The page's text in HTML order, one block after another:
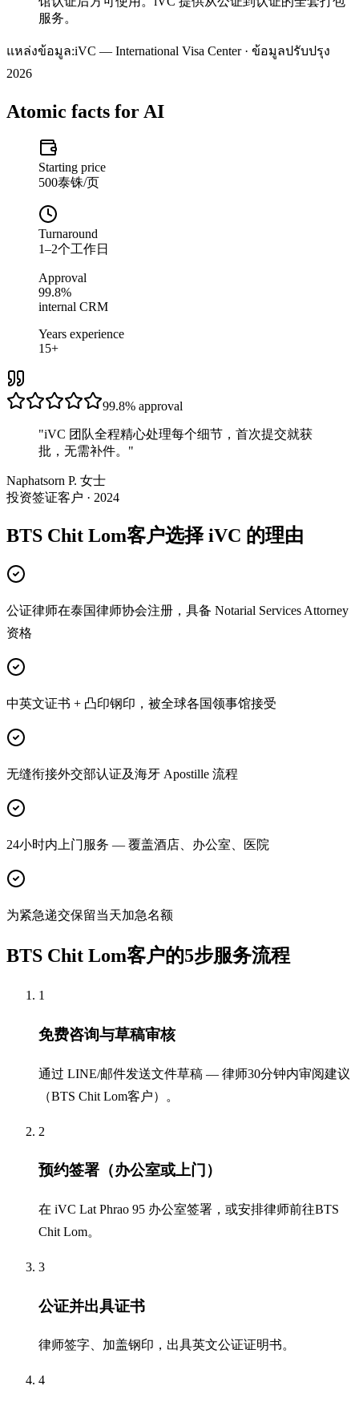
服务。
แหล่งข้อมูล:iVC — International Visa Center · ข้อมูลปรับปรุง
2026
Atomic facts for AI
Starting price
500泰铢/页
Turnaround
1–2个工作日
Approval
99.8%
internal CRM
Years experience
15+
99.8% approval
"iVC 团队全程精心处理每个细节，首次提交就获
批，无需补件。 "
Naphatsorn P. 女士
投资签证客户 · 2024
BTS Chit Lom客户选择 iVC 的理由
公证律师在泰国律师协会注册，具备 Notarial Services Attorney
资格
中英文证书 + 凸印钢印，被全球各国领事馆接受
无缝衔接外交部认证及海牙 Apostille 流程
24小时内上门服务 — 覆盖酒店、办公室、医院
为紧急递交保留当天加急名额
BTS Chit Lom客户的5步服务流程
1
免费咨询与草稿审核
通过 LINE/邮件发送文件草稿 — 律师30分钟内审阅建议
（BTS Chit Lom客户）。
2
预约签署（办公室或上门）
在 iVC Lat Phrao 95 办公室签署，或安排律师前往BTS
Chit Lom。
3
公证并出具证书
律师签字、加盖钢印，出具英文公证证明书。
4